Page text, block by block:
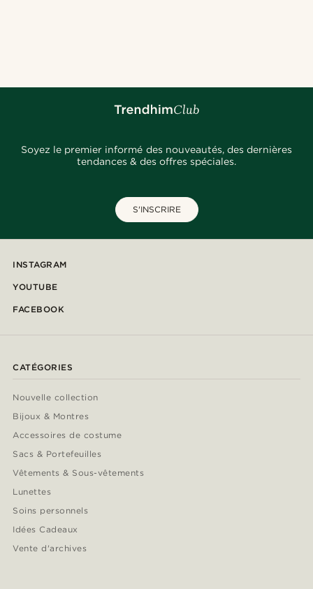
Soyez le premier informé des nouveautés, des dernières
tendances & des offres spéciales.
S'INSCRIRE
INSTAGRAM
YOUTUBE
FACEBOOK
CATÉGORIES
Nouvelle collection
Bijoux & Montres
Accessoires de costume
Sacs & Portefeuilles
Vêtements & Sous-vêtements
Lunettes
Soins personnels
Idées Cadeaux
Vente d'archives